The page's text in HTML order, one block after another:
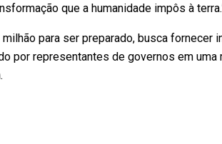
que a humanidade impôs à
para ser preparado, busca fornecer
por representantes de governos em uma